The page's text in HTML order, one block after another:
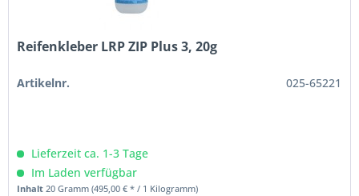
Reifenkleber LRP ZIP Plus 3, 20g
Artikelnr. 025-65221
Lieferzeit ca. 1-3 Tage
Im Laden verfügbar
Inhalt20 Gramm(495,00 € * / 1 Kilogramm)